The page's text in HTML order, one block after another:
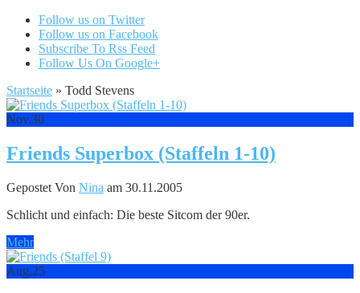
Follow us on Twitter
Follow us on Facebook
Subscribe To Rss Feed
Follow Us On Google+
Startseite » Todd Stevens
Nov.30
Friends Superbox (Staffeln 1-10)
Gepostet Von Nina am 30.11.2005
Schlicht und einfach: Die beste Sitcom der 90er.
Mehr
Aug.25